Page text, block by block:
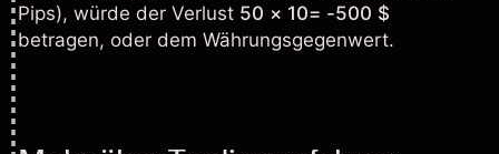
Pips), würde der Verlust 50 × 10= -500 $
betragen, oder dem Währungsgegenwert.